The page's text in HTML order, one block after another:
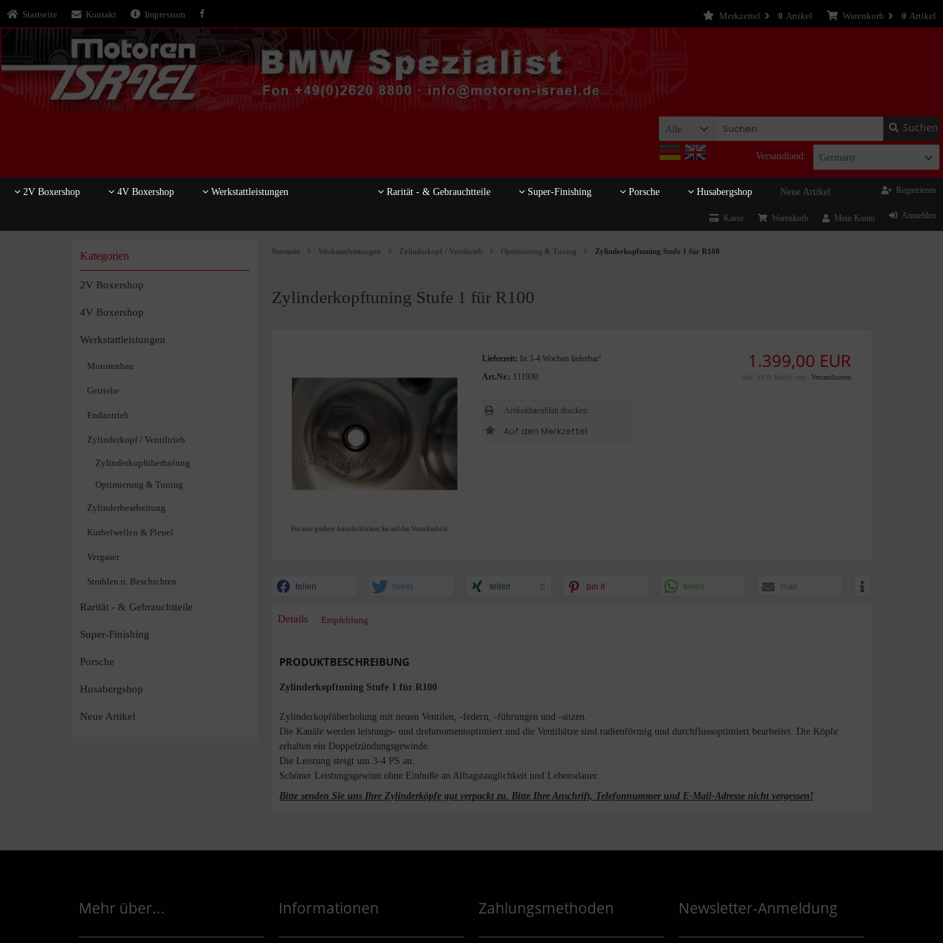
Startseite Kontakt Impressum Warenkorb 0 Artikel
Merkzettel 0 Artikel
Alle Suchen
Versandland: Germany
2V Boxershop 4V Boxershop Werkstattleistungen Rarität - & Gebrauchtteile Super-Finishing Porsche Husabergshop Neue Artikel Registrieren
Anmelden
Mein Konto
Warenkorb
Kasse
Startseite Werkstattleistungen Zylinderkopf / Ventiltrieb Optimierung & Tuning Zylinderkopftuning Stufe 1 für R100
Zylinderkopftuning Stufe 1 für R100
Für eine größere Ansicht klicken Sie auf das Vorschaubild
Lieferzeit:
In 3-4 Wochen lieferbar!
Art.Nr.: 111930
Artikeldatenblatt drucken
1.399,00 EUR
inkl. 19 % MwSt. zzgl. Versandkosten
teilen tweet teilen 0 pin it teilen mail
Details Empfehlung
PRODUKTBESCHREIBUNG
Zylinderkopftuning Stufe 1 für R100
Zylinderkopfüberholung mit neuen Ventilen, -federn, -führungen und -sitzen.
Die Kanäle werden leistungs- und drehmomentoptimiert und die Ventilsitze sind radienförmig und durchflussoptimiert bearbeitet. Die Köpfe
erhalten ein Doppelzündungsgewinde.
Die Leistung steigt um 3-4 PS an.
Schöner Leistungsgewinn ohne Einbuße an Alltagstauglichkeit und Lebensdauer.
Bitte senden Sie uns Ihre Zylinderköpfe gut verpackt zu. Bitte Ihre Anschrift, Telefonnummer und E-Mail-Adresse nicht vergessen!
Kategorien
2V Boxershop
4V Boxershop
Werkstattleistungen
Motorenbau
Getriebe
Endantrieb
Zylinderkopf / Ventiltrieb
Zylinderkopfüberholung
Optimierung & Tuning
Zylinderbearbeitung
Kurbelwellen & Pleuel
Vergaser
Strahlen u. Beschichten
Rarität - & Gebrauchtteile
Super-Finishing
Porsche
Husabergshop
Neue Artikel
Mehr über... Informationen Zahlungsmethoden Newsletter-Anmeldung